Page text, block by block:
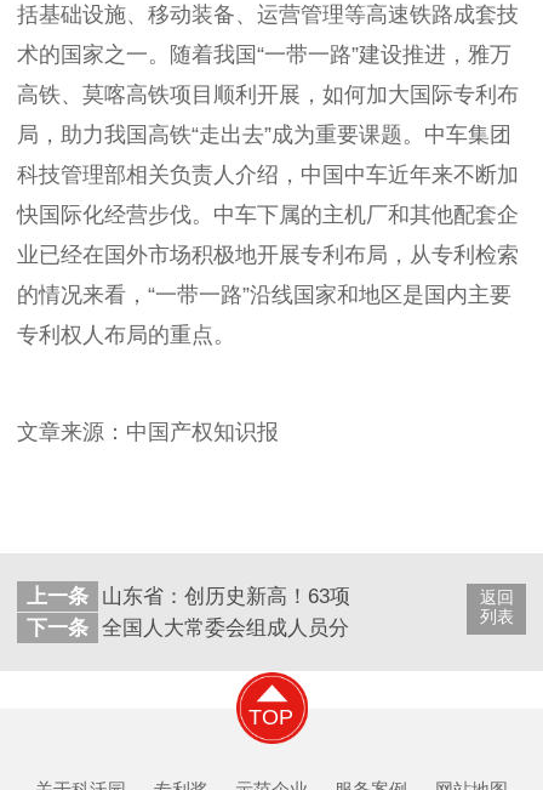
括基础设施、移动装备、运营管理等高速铁路成套技
术的国家之一。随着我国“一带一路”建设推进，雅万
高铁、莫喀高铁项目顺利开展，如何加大国际专利布
局，助力我国高铁“走出去”成为重要课题。中车集团
科技管理部相关负责人介绍，中国中车近年来不断加
快国际化经营步伐。中车下属的主机厂和其他配套企
业已经在国外市场积极地开展专利布局，从专利检索
的情况来看，“一带一路”沿线国家和地区是国内主要
专利权人布局的重点。
文章来源：中国产权知识报
返回
列表
上一条
山东省：创历史新高！63项发明专利获第二十届
下一条 全国人大常委会组成人员分组审议专利法修正案
TOP